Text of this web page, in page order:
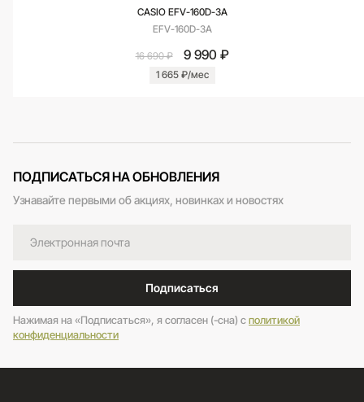
CASIO EFV-160D-3A
EFV-160D-3A
16 690 ₽ 9 990 ₽
1 665 ₽/мес
ПОДПИСАТЬСЯ НА ОБНОВЛЕНИЯ
Узнавайте первыми об акциях, новинках и новостях
Подписаться
Нажимая на «Подписаться», я согласен (-сна) cполитикой
конфиденциальности